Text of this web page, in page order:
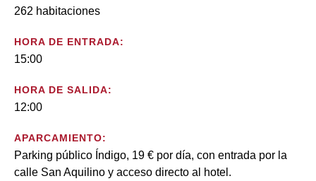
262 habitaciones
HORA DE ENTRADA:
15:00
HORA DE SALIDA:
12:00
APARCAMIENTO:
Parking público Índigo, 19 € por día, con entrada por la
calle San Aquilino y acceso directo al hotel.